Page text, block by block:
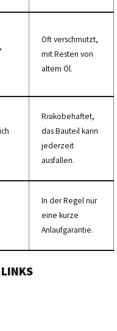
Oft verschmutzt,
mit Resten von
altem Öl.
Risikobehaftet,
das Bauteil kann
jederzeit
ausfallen.
In der Regel nur
eine kurze
Anlaufgarantie.